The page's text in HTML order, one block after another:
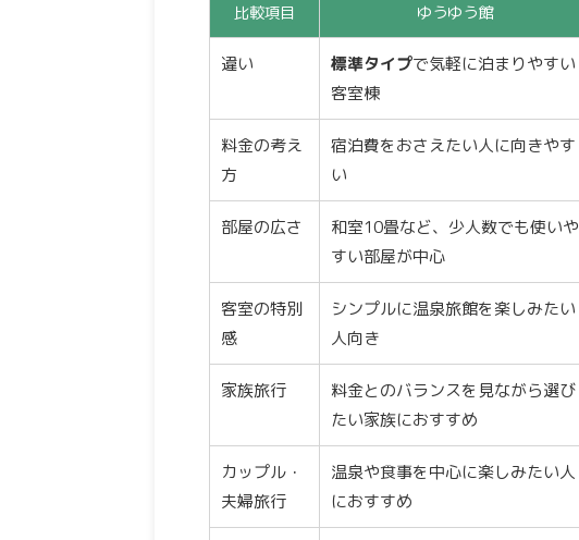
比較項目 ゆうゆう館
違い 標準タイプで気軽に泊まりやすい
客室棟
料金の考え
方
宿泊費をおさえたい人に向きやす
い
部屋の広さ
和室10畳など、少人数でも使いや
すい部屋が中心
客室の特別
感
シンプルに温泉旅館を楽しみたい
人向き
家族旅行
料金とのバランスを見ながら選び
たい家族におすすめ
カップル・
夫婦旅行
温泉や食事を中心に楽しみたい人
におすすめ